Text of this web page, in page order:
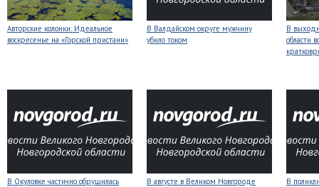
Авторские колонки: Идеальное
воскресенье на «Горской пристани»
В Валдайском округе мужчину
убило током
В
области
В Окуловке частично обрушилась
В августе в Великом Новгороде
В